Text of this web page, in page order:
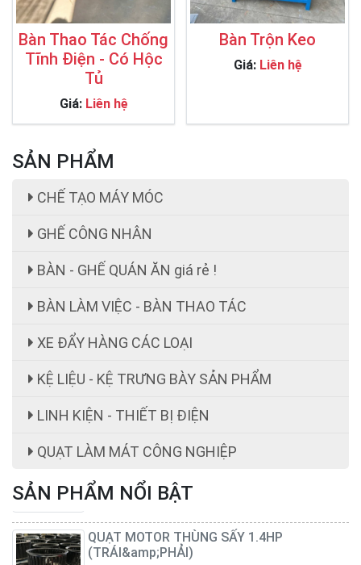
Bàn Thao Tác Chống
Tĩnh Điện - Có Hộc
Tủ
Giá: Liên hệ
Bàn Trộn Keo
Giá: Liên hệ
SẢN PHẨM
CHẾ TẠO MÁY MÓC
GHẾ CÔNG NHÂN
BÀN - GHẾ QUÁN ĂN giá rẻ !
BÀN LÀM VIỆC - BÀN THAO TÁC
XE ĐẨY HÀNG CÁC LOẠI
KỆ LIỆU - KỆ TRƯNG BÀY SẢN PHẨM
LINH KIỆN - THIẾT BỊ ĐIỆN
QUẠT LÀM MÁT CÔNG NGHIỆP
SẢN PHẨM NỔI BẬT
ghế công nhân
QUẠT MOTOR THÙNG SẤY 1.4HP
(TRÁI&amp;PHẢI)
Giá:Liên hệ